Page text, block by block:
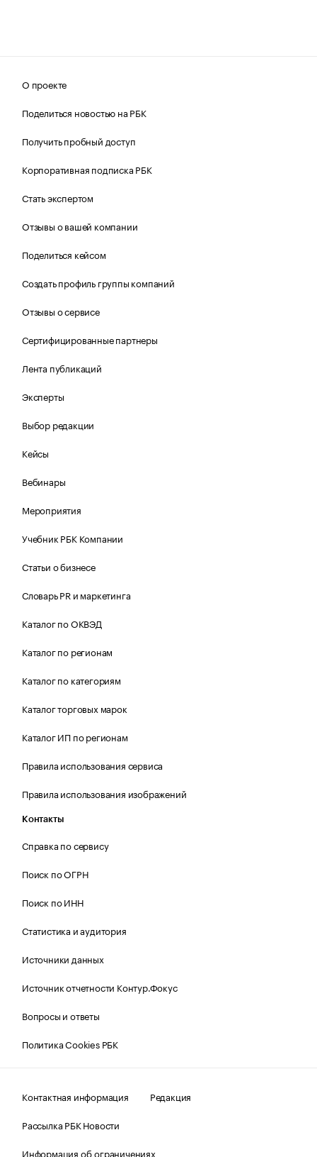
О проекте
Поделиться новостью на РБК
Получить пробный доступ
Корпоративная подписка РБК
Стать экспертом
Отзывы о вашей компании
Поделиться кейсом
Создать профиль группы компаний
Отзывы о сервисе
Сертифицированные партнеры
Лента публикаций
Эксперты
Выбор редакции
Кейсы
Вебинары
Мероприятия
Учебник РБК Компании
Статьи о бизнесе
Словарь PR и маркетинга
Каталог по ОКВЭД
Каталог по регионам
Каталог по категориям
Каталог торговых марок
Каталог ИП по регионам
Правила использования сервиса
Правила использования изображений
Контакты
Справка по сервису
Поиск по ОГРН
Поиск по ИНН
Статистика и аудитория
Источники данных
Источник отчетности Контур.Фокус
Вопросы и ответы
Политика Cookies РБК
Контактная информация
Редакция
Рассылка РБК Новости
Информация об ограничениях